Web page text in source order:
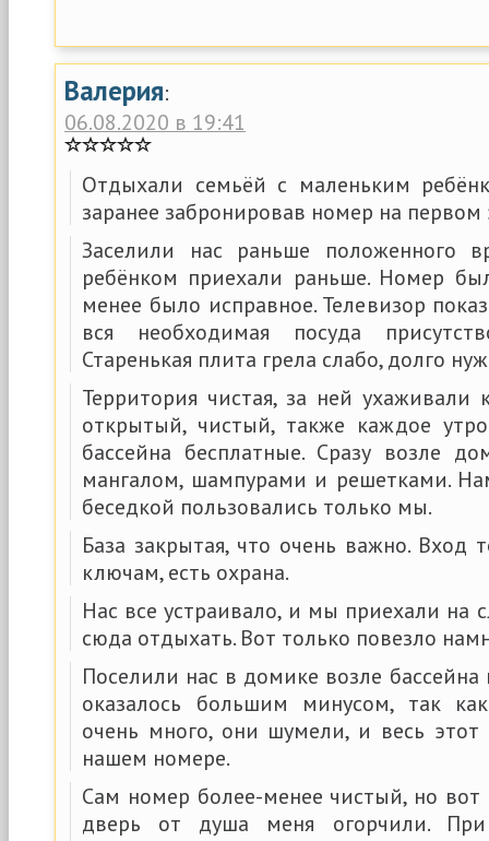
Валерия:
06.08.2020 в 19:41
Отдыхали семьёй с маленьким
заранее забронировав номер на первом
Заселили нас раньше положенного
ребёнком приехали раньше. Номер
менее было исправное. Телевизор
вся необходимая посуда
Старенькая плита грела слабо, долго
Территория чистая, за ней ухаживали
открытый, чистый, также каждое
бассейна бесплатные. Сразу возле
мангалом, шампурами и решетками.
беседкой пользовались только мы.
База закрытая, что очень важно. Вход
ключам, есть охрана.
Нас все устраивало, и мы приехали на
сюда отдыхать. Вот только повезло
Поселили нас в домике возле
оказалось большим минусом, так
очень много, они шумели, и весь
нашем номере.
Сам номер более-менее чистый, но вот
дверь от душа меня огорчили.